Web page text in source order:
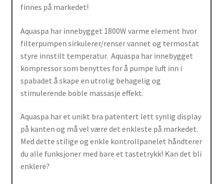
finnes på markedet!
Aquaspa har innebygget 1800W varme element hvor
filterpumpen sirkulerer/renser vannet og termostat
styre innstilt temperatur. Aquaspa har innebygget
kompressor som benyttes for å pumpe luft inn i
spabadet å skape en utrolig behagelig og
stimulerende boble massasje effekt.
Aquaspa har et unikt bra patentert lett synlig display
på kanten og må vel være det enkleste på markedet.
Med dette stilige og enkle kontrollpanelet håndterer
du alle funksjoner med bare et tastetrykk! Kan det bli
enklere?